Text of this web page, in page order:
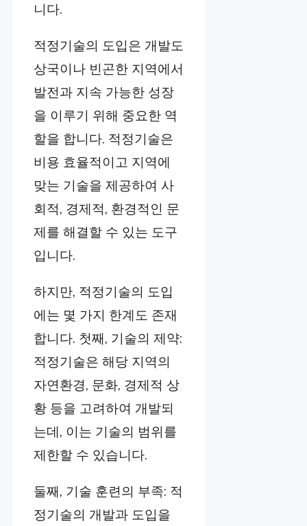
니다.
적정기술의 도입은 개발도
상국이나 빈곤한 지역에서
발전과 지속 가능한 성장
을 이루기 위해 중요한 역
할을 합니다. 적정기술은
비용 효율적이고 지역에
맞는 기술을 제공하여 사
회적, 경제적, 환경적인 문
제를 해결할 수 있는 도구
입니다.
하지만, 적정기술의 도입
에는 몇 가지 한계도 존재
합니다. 첫째, 기술의 제약:
적정기술은 해당 지역의
자연환경, 문화, 경제적 상
황 등을 고려하여 개발되
는데, 이는 기술의 범위를
제한할 수 있습니다.
둘째, 기술 훈련의 부족: 적
정기술의 개발과 도입을